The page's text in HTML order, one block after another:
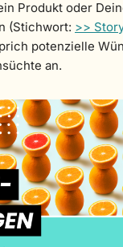
Produkt oder
(Stichwort: >>
potenzielle
an.